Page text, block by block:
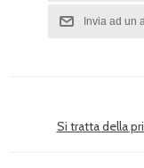
Si tratta della